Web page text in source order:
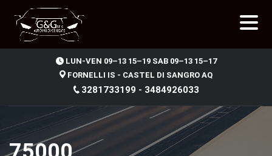
LUN-VEN 09–13 15–19 SAB 09–13 15–17
FORNELLI IS - CASTEL DI SANGRO AQ
3281733199 - 3484926033